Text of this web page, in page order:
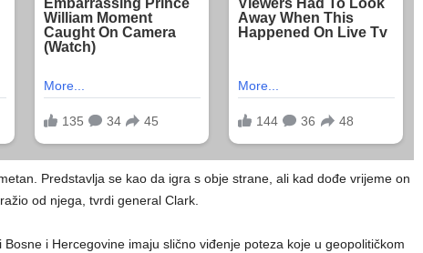
Predstavlja se kao da igra s obje strane, ali kad dođe vrijeme on
od njega, tvrdi general Clark.
i Hercegovine imaju slično viđenje poteza koje u geopolitičkom